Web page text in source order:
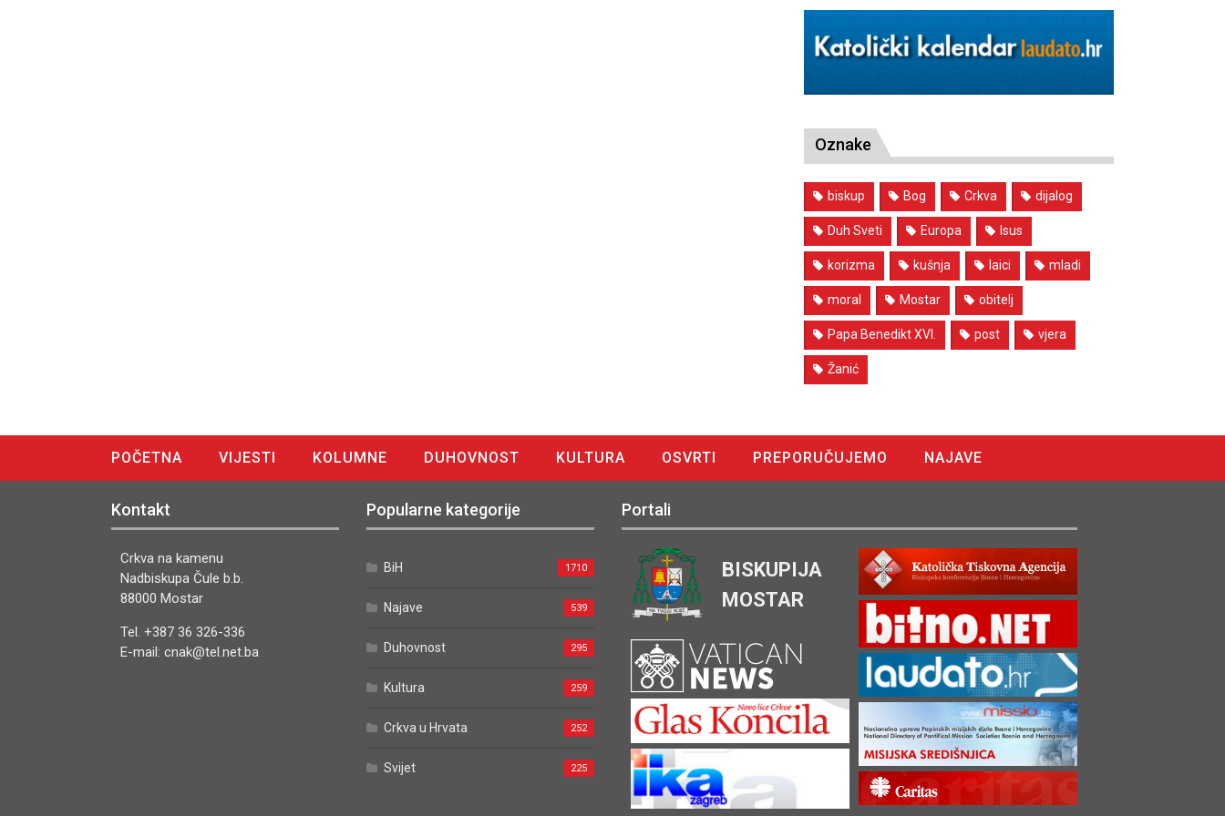
Oznake
biskup Bog Crkva dijalog
Duh Sveti Europa Isus
korizma kušnja laici mladi
moral Mostar obitelj
Papa Benedikt XVI. post vjera
Žanić
POČETNA VIJESTI KOLUMNE DUHOVNOST KULTURA OSVRTI PREPORUČUJEMO
NAJAVE
Kontakt
Crkva na kamenu
Nadbiskupa Čule b.b.
88000 Mostar
Tel. +387 36 326-336
E-mail: cnak@tel.net.ba
Popularne kategorije
BiH 1710
Najave 539
Duhovnost 295
Kultura 259
Crkva u Hrvata 252
Svijet 225
Portali
BISKUPIJA
MOSTAR